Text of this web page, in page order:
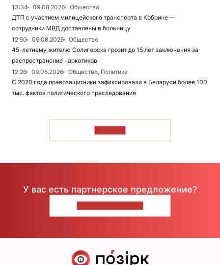
13:34
09.08.2026
Общество
ДТП с участием милицейского транспорта в Кобрине —
сотрудники МВД доставлены в больницу
12:50
09.08.2026
Общество
45-летнему жителю Солигорска грозит до 15 лет заключения за
распространение наркотиков
12:26
09.08.2026
Общество, Политика
С 2020 года правозащитники зафиксировали в Беларуси более 100
тыс. фактов политического преследования
У вас есть партнерское предложение?